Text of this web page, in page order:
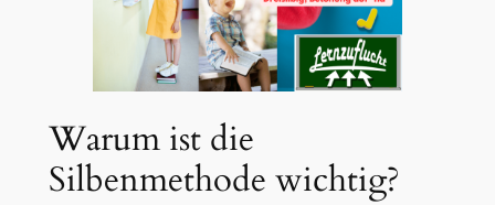
Warum ist die
Silbenmethode wichtig?